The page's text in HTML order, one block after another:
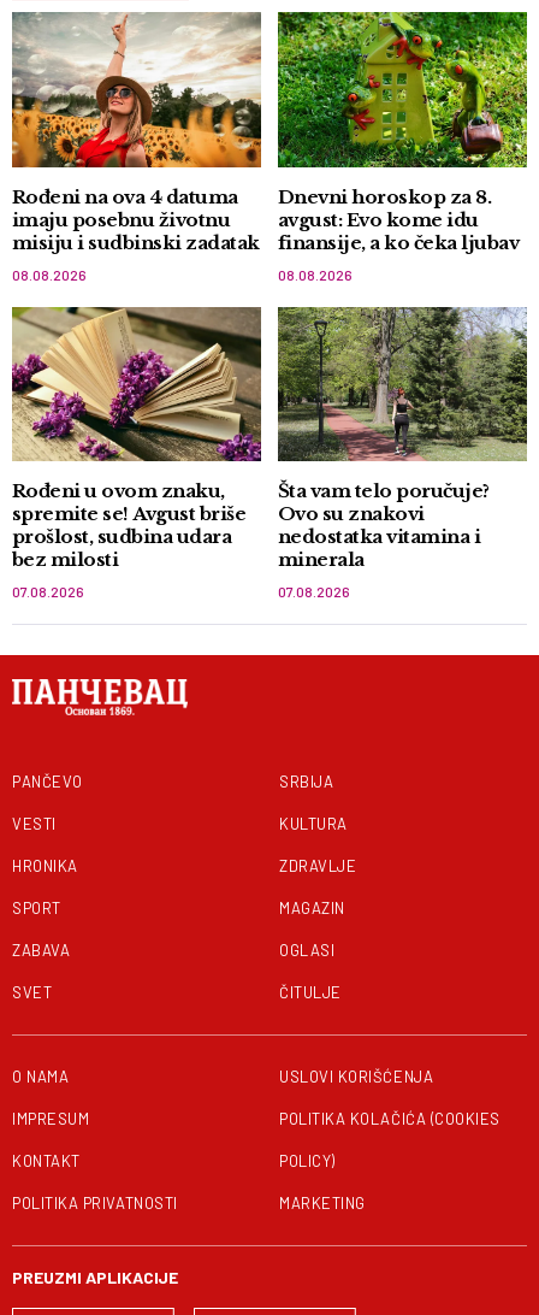
Rođeni na ova 4 datuma
imaju posebnu životnu
misiju i sudbinski zadatak
08.08.2026
Dnevni horoskop za 8.
avgust: Evo kome idu
finansije, a ko čeka ljubav
08.08.2026
Rođeni u ovom znaku,
spremite se! Avgust briše
prošlost, sudbina udara
bez milosti
07.08.2026
Šta vam telo poručuje?
Ovo su znakovi
nedostatka vitamina i
minerala
07.08.2026
PANČEVO
VESTI
HRONIKA
SPORT
ZABAVA
SVET
SRBIJA
KULTURA
ZDRAVLJE
MAGAZIN
OGLASI
ČITULJE
O NAMA
IMPRESUM
KONTAKT
POLITIKA PRIVATNOSTI
USLOVI KORIŠĆENJA
POLITIKA KOLAČIĆA (COOKIES
POLICY)
MARKETING
PREUZMI APLIKACIJE